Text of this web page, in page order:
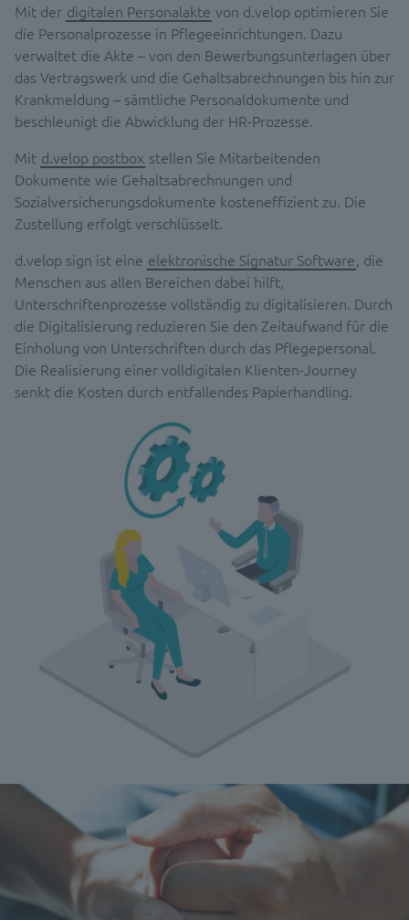
Mit der digitalen Personalakte von d.velop optimieren Sie
die Personalprozesse in Pflegeeinrichtungen. Dazu
verwaltet die Akte – von den Bewerbungsunterlagen über
das Vertragswerk und die Gehaltsabrechnungen bis hin zur
Krankmeldung – sämtliche Personaldokumente und
beschleunigt die Abwicklung der HR-Prozesse.
Mit d.velop postbox stellen Sie Mitarbeitenden
Dokumente wie Gehaltsabrechnungen und
Sozialversicherungsdokumente kosteneffizient zu. Die
Zustellung erfolgt verschlüsselt.
d.velop sign ist eine elektronische Signatur Software, die
Menschen aus allen Bereichen dabei hilft,
Unterschriftenprozesse vollständig zu digitalisieren. Durch
die Digitalisierung reduzieren Sie den Zeitaufwand für die
Einholung von Unterschriften durch das Pflegepersonal.
Die Realisierung einer volldigitalen Klienten-Journey
senkt die Kosten durch entfallendes Papierhandling.